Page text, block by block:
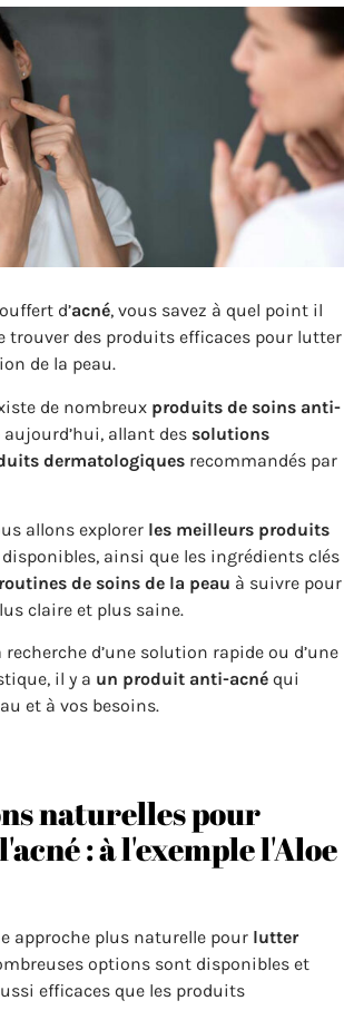
d’acné, vous savez à quel point il
trouver des produits efficaces pour lutter
de la peau.
de nombreux produits de soins anti-
allant des solutions
dermatologiques recommandés par
allons explorer les meilleurs produits
disponibles, ainsi que les ingrédients clés
routines de soins de la peau à suivre pour
claire et plus saine.
recherche d’une solution rapide ou d’une
il y a un produit anti-acné qui
et à vos besoins.
naturelles pour
: à l'exemple l'Aloe
approche plus naturelle pour lutter
options sont disponibles et
efficaces que les produits